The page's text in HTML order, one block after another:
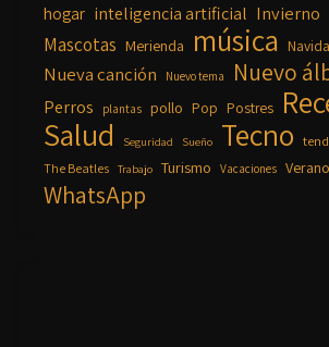
hogar inteligencia artificial Invierno
Mascotas Merienda música
Nueva canción Nuevo tema Nuevo
Perros plantas pollo Pop Postres
Salud Seguridad Sueño Tecno
The Beatles Trabajo Turismo Vacaciones Verano
WhatsApp